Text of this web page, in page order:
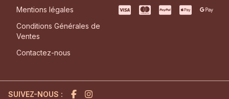
Mentions légales
Conditions Générales de
Ventes
Contactez-nous
SUIVEZ-NOUS :